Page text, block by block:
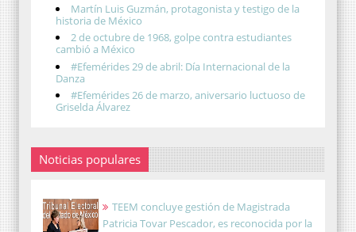
Martín Luis Guzmán, protagonista y testigo de la
historia de México
2 de octubre de 1968, golpe contra estudiantes
cambió a México
#Efemérides 29 de abril: Día Internacional de la
Danza
#Efemérides 26 de marzo, aniversario luctuoso de
Griselda Álvarez
Noticias populares
TEEM concluye gestión de Magistrada
Patricia Tovar Pescador, es reconocida por la